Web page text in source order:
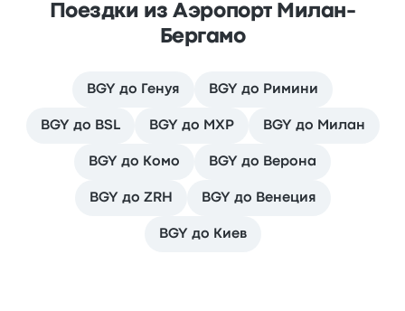
Поездки из Аэропорт Милан-
Бергамо
BGY до Генуя BGY до Римини
BGY до BSL BGY до MXP BGY до Милан
BGY до Комо BGY до Верона
BGY до ZRH BGY до Венеция
BGY до Киев